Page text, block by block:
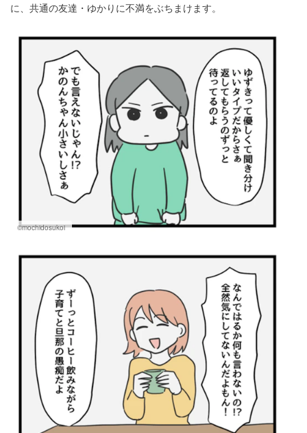
に、共通の友達・ゆかりに不満をぶちまけます。
©mochidosukoi